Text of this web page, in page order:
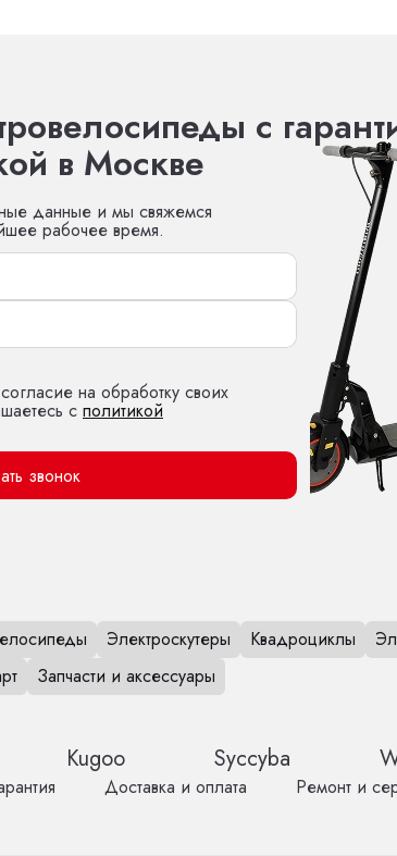
с
в Москве
данные и мы свяжемся
рабочее время.
на обработку своих
с политикой
звонок
Электроскутеры Квадроциклы
Запчасти и аксессуары
Kugoo Syccyba
Доставка и оплата Ремонт и